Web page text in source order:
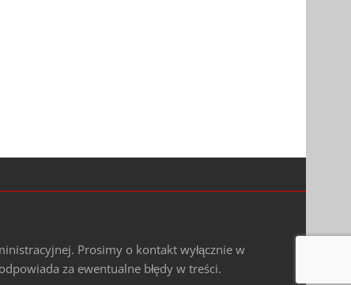
Prosimy o kontakt wyłącznie w
za ewentualne błędy w treści.